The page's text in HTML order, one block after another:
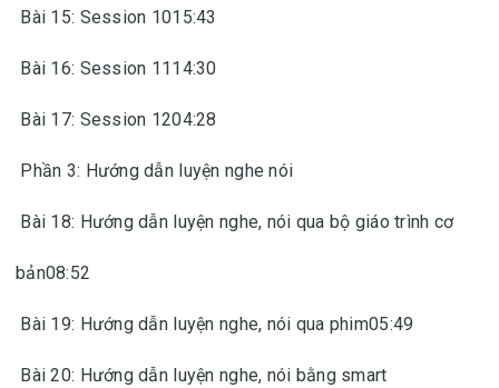
Bài 15: Session 1015:43
Bài 16: Session 1114:30
Bài 17: Session 1204:28
Phần 3: Hướng dẫn luyện nghe nói
Bài 18: Hướng dẫn luyện nghe, nói qua bộ giáo trình cơ
bản08:52
Bài 19: Hướng dẫn luyện nghe, nói qua phim05:49
Bài 20: Hướng dẫn luyện nghe, nói bằng smart